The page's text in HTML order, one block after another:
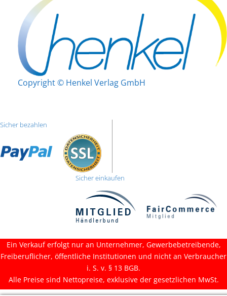
Copyright © Henkel Verlag GmbH
Sicher bezahlen
Sicher einkaufen
Ein Verkauf erfolgt nur an Unternehmer, Gewerbebetreibende,
Freiberuflicher, öffentliche Institutionen und nicht an Verbraucher
i. S. v. § 13 BGB.
Alle Preise sind Nettopreise, exklusive der gesetzlichen MwSt.